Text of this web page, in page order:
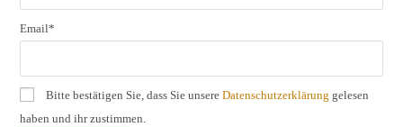
Email*
Bitte bestätigen Sie, dass Sie unsereDatenschutzerklärung gelesen
haben und ihr zustimmen.